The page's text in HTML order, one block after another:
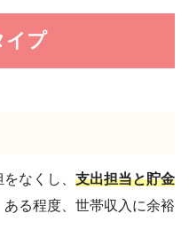
イプ
なくし、 支出担当と貯金
ある程度、世帯収入に余裕